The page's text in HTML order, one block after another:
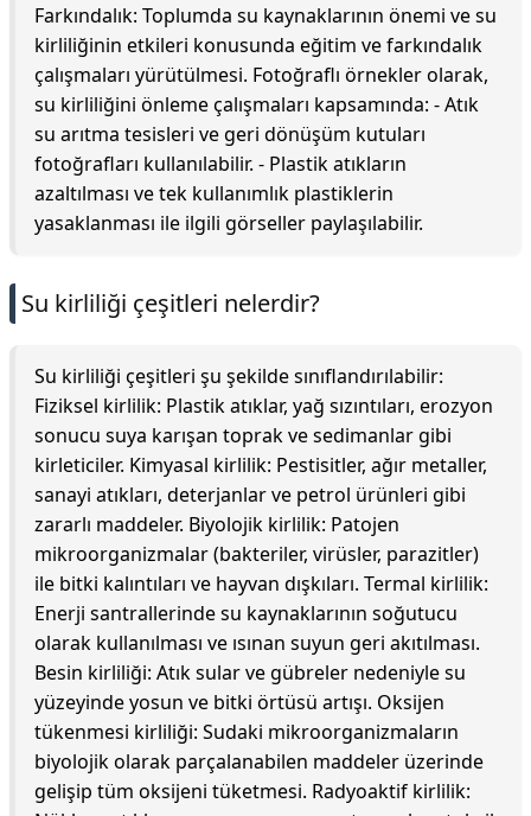
Farkındalık: Toplumda su kaynaklarının önemi ve su
kirliliğinin etkileri konusunda eğitim ve farkındalık
çalışmaları yürütülmesi. Fotoğraflı örnekler olarak,
su kirliliğini önleme çalışmaları kapsamında: - Atık
su arıtma tesisleri ve geri dönüşüm kutuları
fotoğrafları kullanılabilir. - Plastik atıkların
azaltılması ve tek kullanımlık plastiklerin
yasaklanması ile ilgili görseller paylaşılabilir.
Su kirliliği çeşitleri nelerdir?
Su kirliliği çeşitleri şu şekilde sınıflandırılabilir:
Fiziksel kirlilik: Plastik atıklar, yağ sızıntıları, erozyon
sonucu suya karışan toprak ve sedimanlar gibi
kirleticiler. Kimyasal kirlilik: Pestisitler, ağır metaller,
sanayi atıkları, deterjanlar ve petrol ürünleri gibi
zararlı maddeler. Biyolojik kirlilik: Patojen
mikroorganizmalar (bakteriler, virüsler, parazitler)
ile bitki kalıntıları ve hayvan dışkıları. Termal kirlilik:
Enerji santrallerinde su kaynaklarının soğutucu
olarak kullanılması ve ısınan suyun geri akıtılması.
Besin kirliliği: Atık sular ve gübreler nedeniyle su
yüzeyinde yosun ve bitki örtüsü artışı. Oksijen
tükenmesi kirliliği: Sudaki mikroorganizmaların
biyolojik olarak parçalanabilen maddeler üzerinde
gelişip tüm oksijeni tüketmesi. Radyoaktif kirlilik: